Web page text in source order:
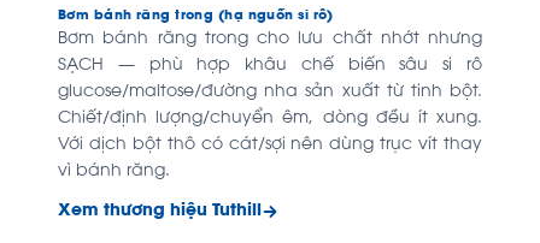
Bơm bánh răng trong (hạ nguồn si rô)
Bơm bánh răng trong cho lưu chất nhớt nhưng
SẠCH — phù hợp khâu chế biến sâu si rô
glucose/maltose/đường nha sản xuất từ tinh bột.
Chiết/định lượng/chuyển êm, dòng đều ít xung.
Với dịch bột thô có cát/sợi nên dùng trục vít thay
vì bánh răng.
Xem thương hiệu Tuthill